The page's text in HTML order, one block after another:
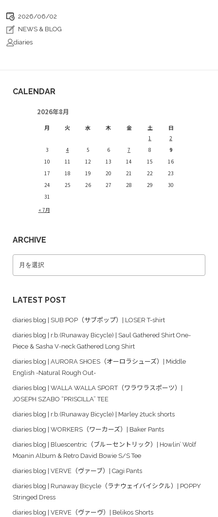
2026/06/02
NEWS & BLOG
diaries
CALENDAR
2026年8月
月 火 水 木 金 土 日
« 7月
1
2
3
4 5 6 7 8
9
10
11 12 13 14 15
16
17
18 19 20 21 22
23
24
25 26 27 28 29
30
31
ARCHIVE
LATEST POST
diaries blog | SUB POP（サブポップ）| LOSER T-shirt
diaries blog | r.b.(Runaway Bicycle) | Saul Gathered Shirt One-
Piece & Sasha V-neck Gathered Long Shirt
diaries blog | AURORA SHOES（オーロラシューズ）| Middle
English -Natural Rough Out-
diaries blog | WALLA WALLA SPORT（ワラワラスポーツ）|
JOSEPH SZABO “PRISCILLA” TEE
diaries blog | r.b.(Runaway Bicycle) | Marley 2tuck shorts
diaries blog | WORKERS（ワーカーズ）| Baker Pants
diaries blog | Bluescentric（ブルーセントリック）| Howlin’ Wolf
Moanin Album & Retro David Bowie S/S Tee
diaries blog | VERVE（ヴァーブ）| Cagi Pants
diaries blog | Runaway Bicycle（ラナウェイバイシクル）| POPPY
Stringed Dress
diaries blog | VERVE（ヴァーヴ）| Belikos Shorts